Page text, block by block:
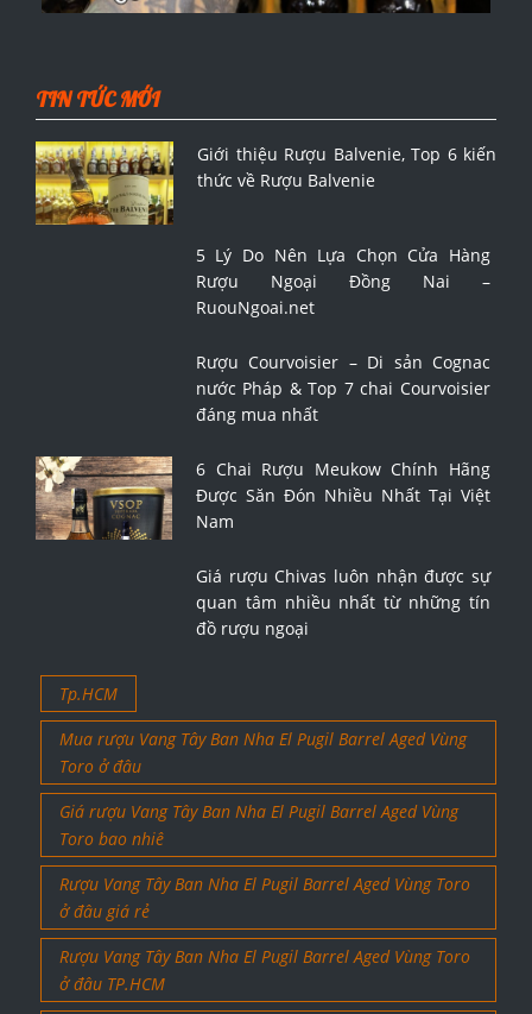
TIN TỨC MỚI
Giới thiệu Rượu Balvenie, Top 6 kiến
thức về Rượu Balvenie
5 Lý Do Nên Lựa Chọn Cửa Hàng
Rượu Ngoại Đồng Nai –
RuouNgoai.net
Rượu Courvoisier – Di sản Cognac
nước Pháp & Top 7 chai Courvoisier
đáng mua nhất
6 Chai Rượu Meukow Chính Hãng
Được Săn Đón Nhiều Nhất Tại Việt
Nam
Giá rượu Chivas luôn nhận được sự
quan tâm nhiều nhất từ những tín
đồ rượu ngoại
Tp.HCM
Mua rượu Vang Tây Ban Nha El Pugil Barrel Aged Vùng
Toro ở đâu
Giá rượu Vang Tây Ban Nha El Pugil Barrel Aged Vùng
Toro bao nhiê
Rượu Vang Tây Ban Nha El Pugil Barrel Aged Vùng Toro
ở đâu giá rẻ
Rượu Vang Tây Ban Nha El Pugil Barrel Aged Vùng Toro
ở đâu TP.HCM